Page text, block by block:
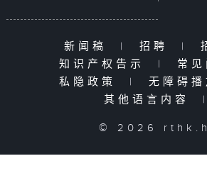
新闻稿 | 招聘 |
知识产权告示
| 常
私隐政策
| 无障碍
其他语言内容
|
© 2026